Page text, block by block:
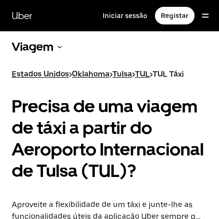
para
conteúdo
Uber Iniciar sessão Registar
Viagem
Estados Unidos>Oklahoma>Tulsa>TUL>TUL Táxi
Precisa de uma viagem
de táxi a partir do
Aeroporto Internacional
de Tulsa (TUL)?
Aproveite a flexibilidade de um táxi e junte-lhe as
funcionalidades úteis da aplicação Uber sempre que